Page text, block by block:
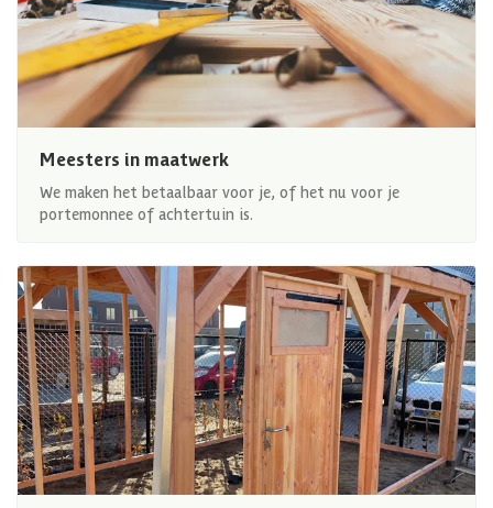
Meesters in maatwerk
We maken het betaalbaar voor je, of het nu voor je
portemonnee of achtertuin is.